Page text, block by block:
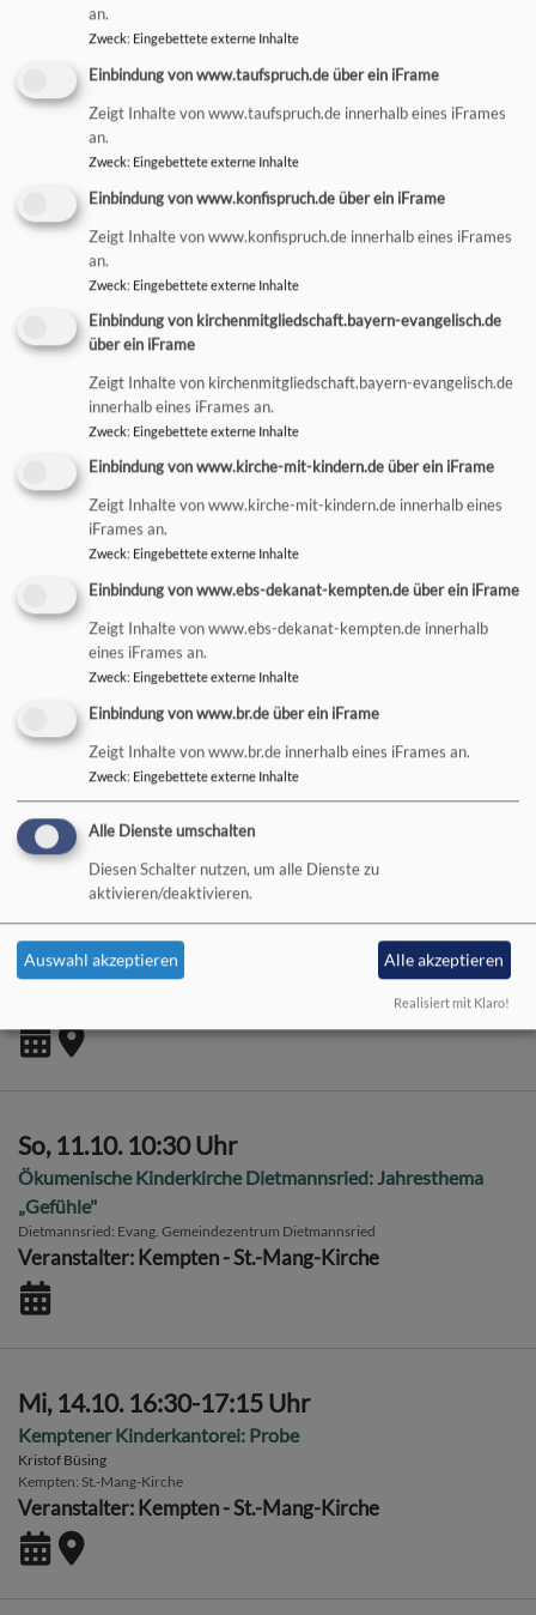
So, 4.10. 10:15 Uhr
Familiengottesdienst zum Erntedankfest mit
Abendmahlsfeier mit Pfr. Dr. Wolfgang Thumser und Team,
anschließend Gemeindefest
Ein Gottesdienst für die ganze Familie
Pfarrer Dr. Wolfgang Thumser
Veranstalter: Waltenhofen - Auferstehungskirche
So, 4.10. 10:30 Uhr
Familiengottesdienst an Erntedank
Im Anschluss an den Gottesdienst ist Gemeindeversammlung und wir bieten eine
Kürbissuppe an.
Christuskirche Kempten
Veranstalter: Kempten - Christuskirche
Mi, 7.10. 16:30-17:15 Uhr
Kemptener Kinderkantorei: Probe
Kristof Büsing
Kempten
St.-Mang-Kirche
Veranstalter: Kempten - St.-Mang-Kirche
Mi, 7.10. 17:15-18 Uhr
Kemptener Jugendkantorei: Probe
Kristof Büsing
Kempten
St.-Mang-Kirche
So, 11.10. 10:30 Uhr
Ökumenische Kinderkirche Dietmannsried: Jahresthema
„Gefühle"
Dietmannsried Evang. Gemeindezentrum Dietmannsried
Veranstalter: Kempten - St.-Mang-Kirche
Mi, 14.10. 16:30-17:15 Uhr
Kemptener Kinderkantorei: Probe
Kristof Büsing
Kempten St.-Mang-Kirche
Veranstalter: Kempten - St.-Mang-Kirche
an.
Zweck: Eingebettete externe Inhalte
Einbindung von www.taufspruch.de über ein iFrame
Zeigt Inhalte von www.taufspruch.de innerhalb eines iFrames
an.
Zweck: Eingebettete externe Inhalte
Einbindung von www.konfispruch.de über ein iFrame
Zeigt Inhalte von www.konfispruch.de innerhalb eines iFrames
an.
Zweck: Eingebettete externe Inhalte
Einbindung von kirchenmitgliedschaft.bayern-evangelisch.de
über ein iFrame
Zeigt Inhalte von kirchenmitgliedschaft.bayern-evangelisch.de
innerhalb eines iFrames an.
Zweck: Eingebettete externe Inhalte
Einbindung von www.kirche-mit-kindern.de über ein iFrame
Zeigt Inhalte von www.kirche-mit-kindern.de innerhalb eines
iFrames an.
Zweck: Eingebettete externe Inhalte
Einbindung von www.ebs-dekanat-kempten.de über ein iFrame
Zeigt Inhalte von www.ebs-dekanat-kempten.de innerhalb
eines iFrames an.
Zweck: Eingebettete externe Inhalte
Einbindung von www.br.de über ein iFrame
Zeigt Inhalte von www.br.de innerhalb eines iFrames an.
Zweck: Eingebettete externe Inhalte
Alle Dienste umschalten
Diesen Schalter nutzen, um alle Dienste zu
aktivieren/deaktivieren.
Auswahl akzeptieren Alle akzeptieren
Realisiert mit Klaro!